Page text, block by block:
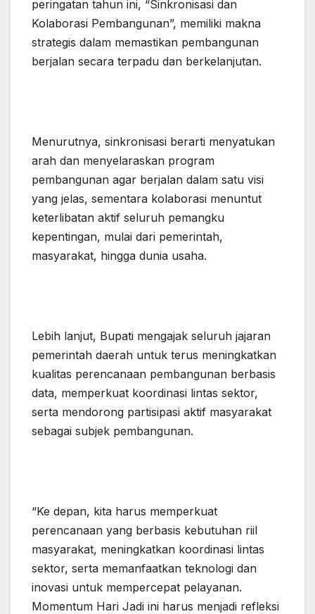
peringatan tahun ini, “Sinkronisasi dan
Kolaborasi Pembangunan”, memiliki makna
strategis dalam memastikan pembangunan
berjalan secara terpadu dan berkelanjutan.
Menurutnya, sinkronisasi berarti menyatukan
arah dan menyelaraskan program
pembangunan agar berjalan dalam satu visi
yang jelas, sementara kolaborasi menuntut
keterlibatan aktif seluruh pemangku
kepentingan, mulai dari pemerintah,
masyarakat, hingga dunia usaha.
Lebih lanjut, Bupati mengajak seluruh jajaran
pemerintah daerah untuk terus meningkatkan
kualitas perencanaan pembangunan berbasis
data, memperkuat koordinasi lintas sektor,
serta mendorong partisipasi aktif masyarakat
sebagai subjek pembangunan.
“Ke depan, kita harus memperkuat
perencanaan yang berbasis kebutuhan riil
masyarakat, meningkatkan koordinasi lintas
sektor, serta memanfaatkan teknologi dan
inovasi untuk mempercepat pelayanan.
Momentum Hari Jadi ini harus menjadi refleksi